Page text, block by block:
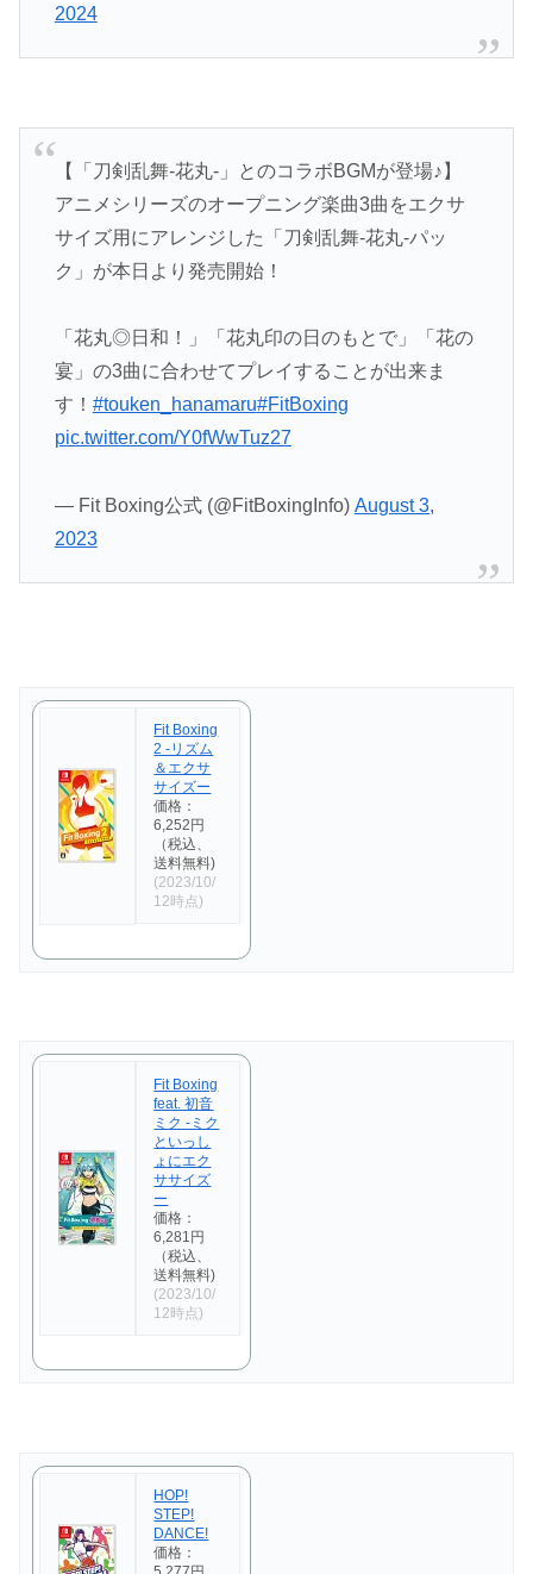
2024
【「刀剣乱舞-花丸-」とのコラボBGMが登場♪】
アニメシリーズのオープニング楽曲3曲をエクサ
サイズ用にアレンジした「刀剣乱舞-花丸-パッ
ク」が本日より発売開始！
「花丸◎日和！」「花丸印の日のもとで」「花の
宴」の3曲に合わせてプレイすることが出来ま
す！ #touken_hanamaru#FitBoxing
pic.twitter.com/Y0fWwTuz27
— Fit Boxing公式 (@FitBoxingInfo) August 3,
2023
Fit Boxing
2 -リズム
＆エクサ
サイズー
価格：
6,252円
（税込、
送料無料)
(2023/10/
12時点)
Fit Boxing
feat. 初音
ミク -ミク
といっし
ょにエク
ササイズ
ー
価格：
6,281円
（税込、
送料無料)
(2023/10/
12時点)
HOP!
STEP!
DANCE!
価格：